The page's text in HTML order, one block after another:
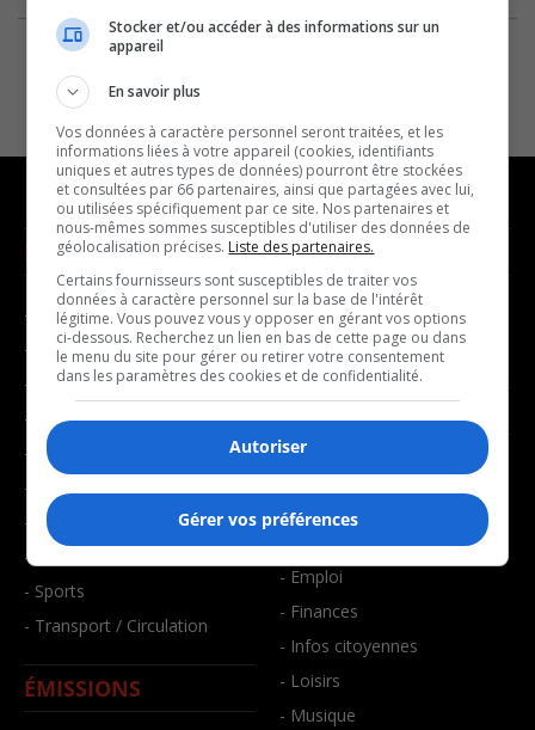
NOUVELLES
- Affaires municipales
- Communauté / Social
- Culture
- Économie
- Éducation
- Environnement
- Faits divers
- Santé et bien-être
- Sports
- Transport / Circulation
ÉMISSIONS
MUSIQUE
- Décompte franco
- Joué récemment
BALADOS
- Affaires
- Art de vivre
- Bien-être
- Emploi
- Finances
- Infos citoyennes
- Loisirs
- Musique
Stocker et/ou accéder à des informations sur un
appareil
En savoir plus
Vos données à caractère personnel seront traitées, et les
informations liées à votre appareil (cookies, identifiants
uniques et autres types de données) pourront être stockées
et consultées par 66 partenaires, ainsi que partagées avec lui,
ou utilisées spécifiquement par ce site. Nos partenaires et
nous-mêmes sommes susceptibles d'utiliser des données de
géolocalisation précises. Liste des partenaires.
Certains fournisseurs sont susceptibles de traiter vos
données à caractère personnel sur la base de l'intérêt
légitime. Vous pouvez vous y opposer en gérant vos options
ci-dessous. Recherchez un lien en bas de cette page ou dans
le menu du site pour gérer ou retirer votre consentement
dans les paramètres des cookies et de confidentialité.
Autoriser
Gérer vos préférences